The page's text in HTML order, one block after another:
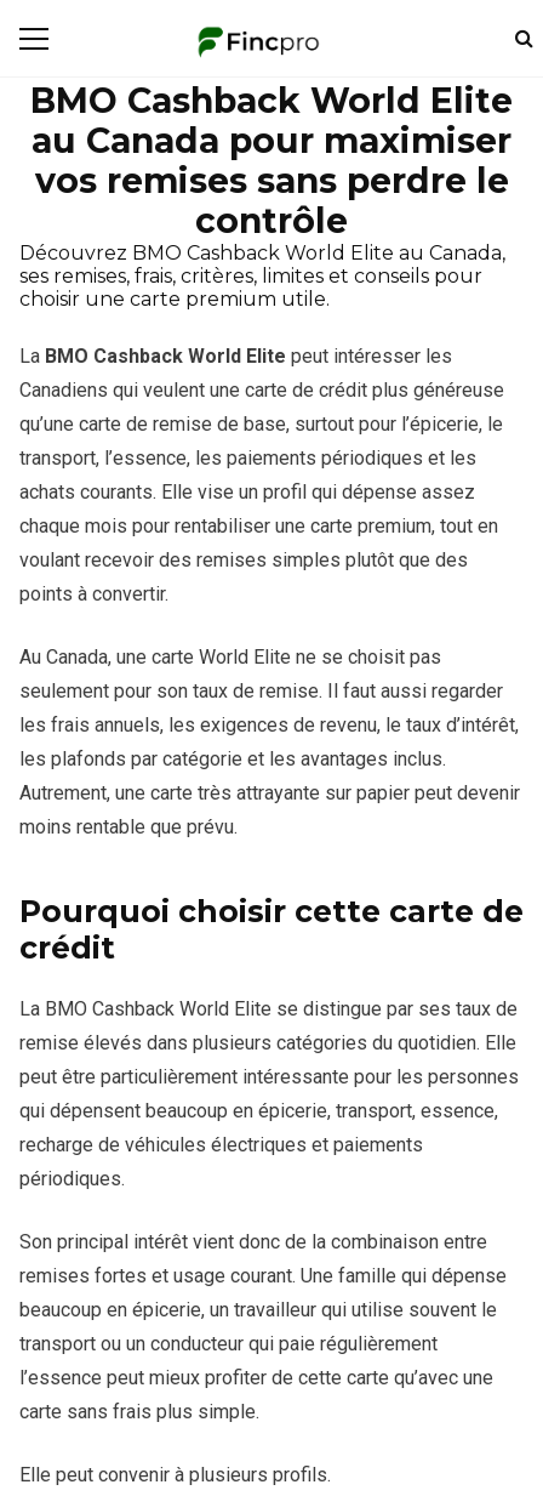
BMO Cashback World Elite
au Canada pour maximiser
vos remises sans perdre le
contrôle
Découvrez BMO Cashback World Elite au Canada,
ses remises, frais, critères, limites et conseils pour
choisir une carte premium utile.
La BMO Cashback World Elite peut intéresser les
Canadiens qui veulent une carte de crédit plus généreuse
qu’une carte de remise de base, surtout pour l’épicerie, le
transport, l’essence, les paiements périodiques et les
achats courants. Elle vise un profil qui dépense assez
chaque mois pour rentabiliser une carte premium, tout en
voulant recevoir des remises simples plutôt que des
points à convertir.
Au Canada, une carte World Elite ne se choisit pas
seulement pour son taux de remise. Il faut aussi regarder
les frais annuels, les exigences de revenu, le taux d’intérêt,
les plafonds par catégorie et les avantages inclus.
Autrement, une carte très attrayante sur papier peut devenir
moins rentable que prévu.
Pourquoi choisir cette carte de
crédit
La BMO Cashback World Elite se distingue par ses taux de
remise élevés dans plusieurs catégories du quotidien. Elle
peut être particulièrement intéressante pour les personnes
qui dépensent beaucoup en épicerie, transport, essence,
recharge de véhicules électriques et paiements
périodiques.
Son principal intérêt vient donc de la combinaison entre
remises fortes et usage courant. Une famille qui dépense
beaucoup en épicerie, un travailleur qui utilise souvent le
transport ou un conducteur qui paie régulièrement
l’essence peut mieux profiter de cette carte qu’avec une
carte sans frais plus simple.
Elle peut convenir à plusieurs profils.